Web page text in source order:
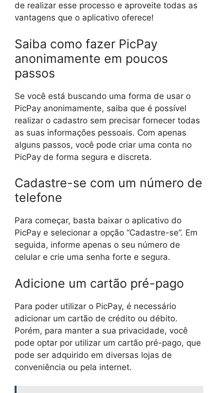
de realizar esse processo e aproveite todas as
vantagens que o aplicativo oferece!
Saiba como fazer PicPay
anonimamente em poucos
passos
Se você está buscando uma forma de usar o
PicPay anonimamente, saiba que é possível
realizar o cadastro sem precisar fornecer todas
as suas informações pessoais. Com apenas
alguns passos, você pode criar uma conta no
PicPay de forma segura e discreta.
Cadastre-se com um número de
telefone
Para começar, basta baixar o aplicativo do
PicPay e selecionar a opção “Cadastre-se”. Em
seguida, informe apenas o seu número de
celular e crie uma senha forte e segura.
Adicione um cartão pré-pago
Para poder utilizar o PicPay, é necessário
adicionar um cartão de crédito ou débito.
Porém, para manter a sua privacidade, você
pode optar por utilizar um cartão pré-pago, que
pode ser adquirido em diversas lojas de
conveniência ou pela internet.